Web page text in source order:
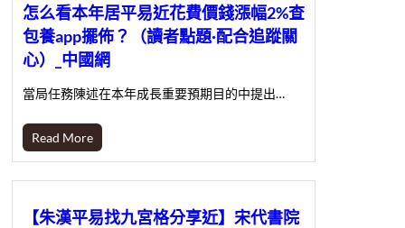
怎么看本年居平易近花費價錢漲幅2%查
包養app擺佈？（讀者點題·配合追蹤關
心）_中國網
當局任務陳述在本年成長重要預期目的中提出…
Read More
【朱漢平易找九宮格分享近】宋代書院